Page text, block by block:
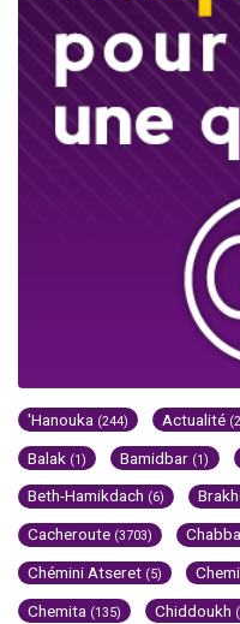
'Hanouka (244) Actualité
Balak (1) Bamidbar (1)
Beth-Hamikdach (6)
Cacheroute (3703)
Chémini Atseret (5)
Chemita (135) Chiddoukh